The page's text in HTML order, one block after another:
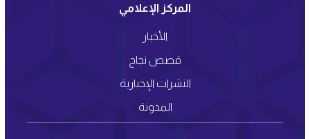
المركز الإعلامي
الأخبار
قصص نجاح
النشرات الإخبارية
المدونة